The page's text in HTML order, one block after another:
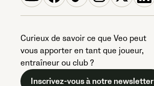
Curieux de savoir ce que Veo peut
vous apporter en tant que joueur,
entraîneur ou club ?
Inscrivez-vous à notre newsletter